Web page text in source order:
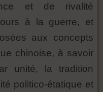
et de rivalité
à la guerre, et
aux concepts
chinoise, à savoir
unité, la tradition
politico-étatique et